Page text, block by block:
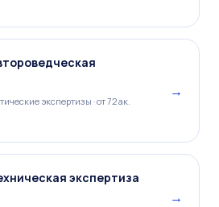
экспертизы · от 72 ак.
→
экспертиза
→